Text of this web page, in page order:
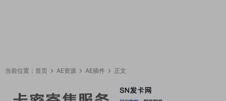
当前位置： 首页 AE资源 AE插件 正文